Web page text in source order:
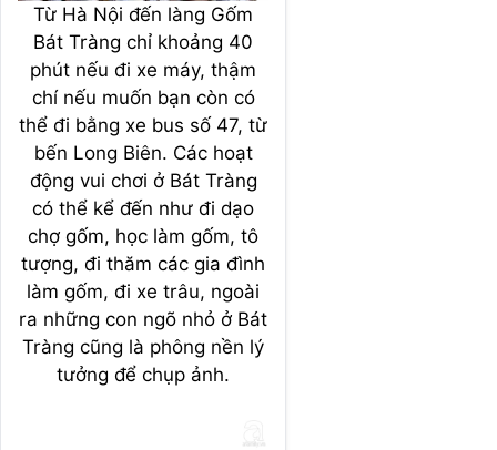
Từ Hà Nội đến làng Gốm
Bát Tràng chỉ khoảng 40
phút nếu đi xe máy, thậm
chí nếu muốn bạn còn có
thể đi bằng xe bus số 47, từ
bến Long Biên. Các hoạt
động vui chơi ở Bát Tràng
có thể kể đến như đi dạo
chợ gốm, học làm gốm, tô
tượng, đi thăm các gia đình
làm gốm, đi xe trâu, ngoài
ra những con ngõ nhỏ ở Bát
Tràng cũng là phông nền lý
tưởng để chụp ảnh.